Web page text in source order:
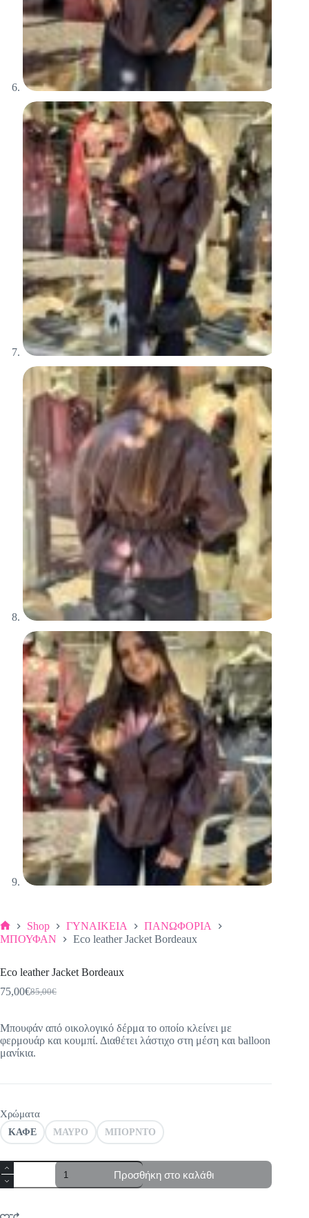
Αρχική
Shop ΓΥΝΑΙΚΕΙΑ
ΠΑΝΩΦΟΡΙΑ
ΜΠΟΥΦΑΝ
Eco leather Jacket Bordeaux
Eco leather Jacket Bordeaux
85,00€
Original
was:
85,00€.
75,00€Η
τιμή
είναι:
75,00€.
Mπουφάν από οικολογικό δέρμα το οποίο κλείνει με
φερμουάρ και κουμπί. Διαθέτει λάστιχο στη μέση και balloon
μανίκια.
Χρώματα
ΚΑΦΕ ΜΑΥΡΟ ΜΠΟΡΝΤΟ
Eco
leather
Jacket
ποσότητα
Προσθήκη στο καλάθι